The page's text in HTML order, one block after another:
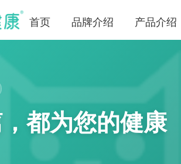
首页 品牌介绍 产品介绍
都为您的健康